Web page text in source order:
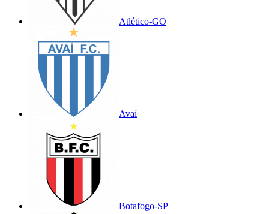
Atlético-GO
Avaí
Botafogo-SP